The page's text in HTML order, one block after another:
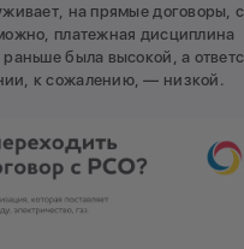
на прямые договоры,
платежная дисциплина
была высокой, а
к сожалению, — низкой.